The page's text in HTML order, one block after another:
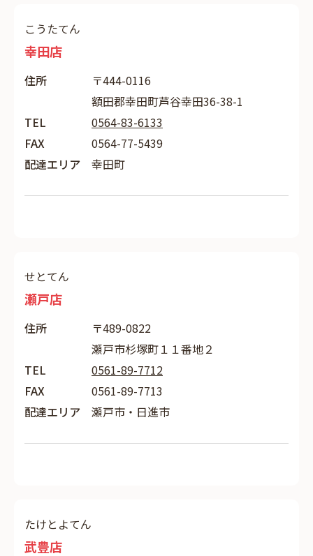
こうたてん
幸田店
住所
〒444-0116
額田郡幸田町芦谷幸田36-38-1
TEL
0564-83-6133
FAX
0564-77-5439
配達エリア
幸田町
せとてん
瀬戸店
住所
〒489-0822
瀬戸市杉塚町１１番地２
TEL
0561-89-7712
FAX
0561-89-7713
配達エリア
瀬戸市・日進市
たけとよてん
武豊店